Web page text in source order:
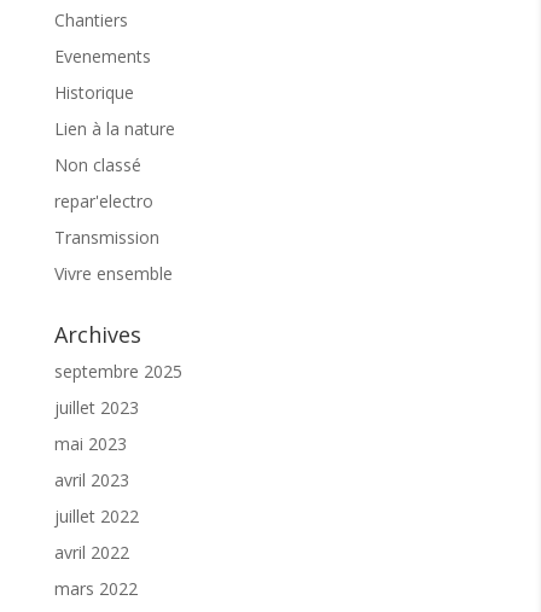
Je m’inscris à l’atelier au 06 22 26 81 42
Pour participer aux activités l’
l’association est préconisée
l’association et j’adhère
Parmi les nombreuses activités proposées sur
Sôllei’O, le « vivre ensemble », l’intergénérationnel
reste le liant. Aussi, nous restons à votre écoute
pour favoriser la fluidité de votre venue. N’hésitez
En vous remerciant pour votre confiance, à bientôt
Chantiers
Evenements
Historique
Lien à la nature
Non classé
repar'electro
Transmission
Vivre ensemble
Archives
septembre 2025
juillet 2023
mai 2023
avril 2023
juillet 2022
avril 2022
mars 2022